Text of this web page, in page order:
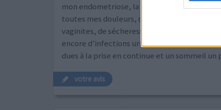
mon endometriose, la prise de qlaira a
toutes mes douleurs, quasiment plus d’acné,
vaginites, de sécheresse vaginales, de
encore d’infections urinaires. Les seuls
dues à la prise en continue et un sommeil un
votre avis